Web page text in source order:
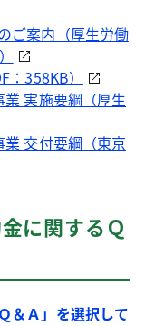
ご案内（厚生労働
358KB）
実施要綱（厚生
交付要綱（東京
に関するＱ
＆Ａ」を選択して